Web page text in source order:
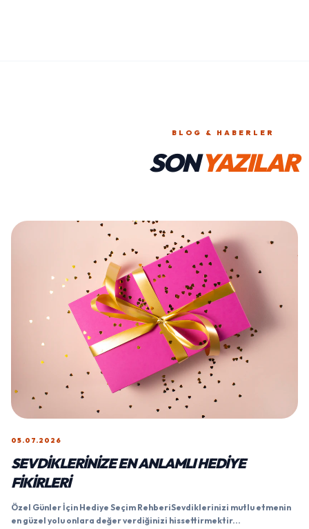
BLOG & HABERLER
SONYAZILAR
05.07.2026
SEVDIKLERINIZE EN ANLAMLI HEDIYE
FIKIRLERI
Özel Günler İçin Hediye Seçim RehberiSevdiklerinizi mutlu etmenin
en güzel yolu onlara değer verdiğinizi hissettirmektir...